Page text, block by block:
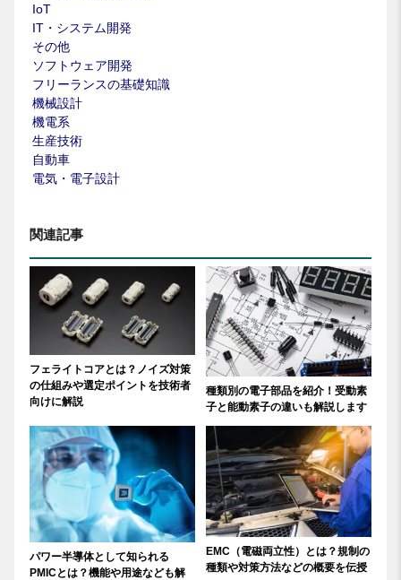
IoT
IT・システム開発
その他
ソフトウェア開発
フリーランスの基礎知識
機械設計
機電系
生産技術
自動車
電気・電子設計
関連記事
フェライトコアとは？ノイズ対策
の仕組みや選定ポイントを技術者
向けに解説
種類別の電子部品を紹介！受動素
子と能動素子の違いも解説します
パワー半導体として知られる
PMICとは？機能や用途なども解
EMC（電磁両立性）とは？規制の
種類や対策方法などの概要を伝授